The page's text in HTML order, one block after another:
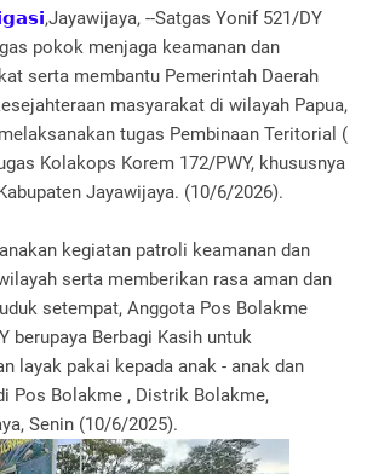
,Jayawijaya, --Satgas Yonif 521/DY
pokok menjaga keamanan dan
serta membantu Pemerintah Daerah
masyarakat di wilayah Papua,
tugas Pembinaan Teritorial (
Kolakops Korem 172/PWY, khususnya
Jayawijaya. (10/6/2026).
kegiatan patroli keamanan dan
serta memberikan rasa aman dan
setempat, Anggota Pos Bolakme
berupaya Berbagi Kasih untuk
layak pakai kepada anak - anak dan
Pos Bolakme , Distrik Bolakme,
Senin (10/6/2025).